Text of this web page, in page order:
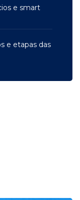
e smart
e etapas das